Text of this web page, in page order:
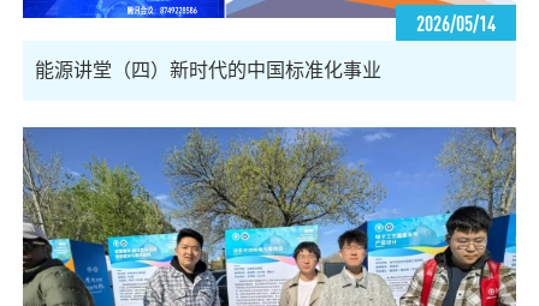
2026/05/14
能源讲堂（四）新时代的中国标准化事业